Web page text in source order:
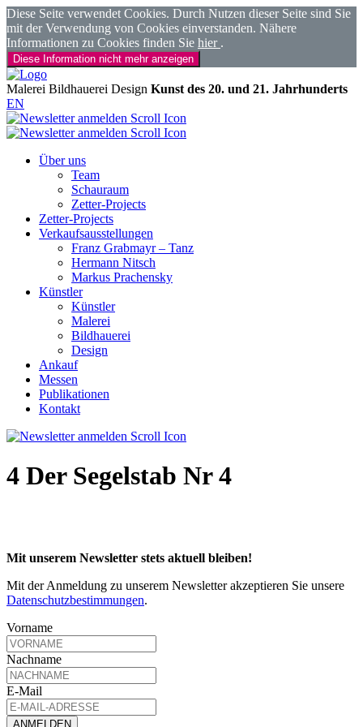
Diese Seite verwendet Cookies. Durch Nutzen dieser Seite sind Sie
mit der Verwendung von Cookies einverstanden. Nähere
Informationen zu Cookies finden Sie hier .
Diese Information nicht mehr anzeigen
Malerei Bildhauerei Design Kunst des 20. und 21. Jahrhunderts
EN
Über uns
Team
Schauraum
Zetter-Projects
Zetter-Projects
Verkaufsausstellungen
Franz Grabmayr – Tanz
Hermann Nitsch
Markus Prachensky
Künstler
Künstler
Malerei
Bildhauerei
Design
Ankauf
Messen
Publikationen
Kontakt
4 Der Segelstab Nr 4
Mit unserem Newsletter stets aktuell bleiben!
Mit der Anmeldung zu unserem Newsletter akzeptieren Sie unsere
Datenschutzbestimmungen.
Vorname
Nachname
E-Mail